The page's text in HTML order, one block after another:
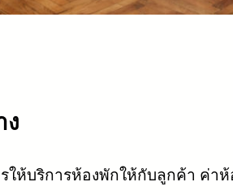
ง
ให้บริการห้องพักให้กับลูกค้า ค่า